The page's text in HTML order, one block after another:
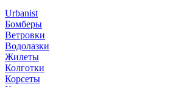
Urbanist
Бомберы
Ветровки
Водолазки
Жилеты
Колготки
Корсеты